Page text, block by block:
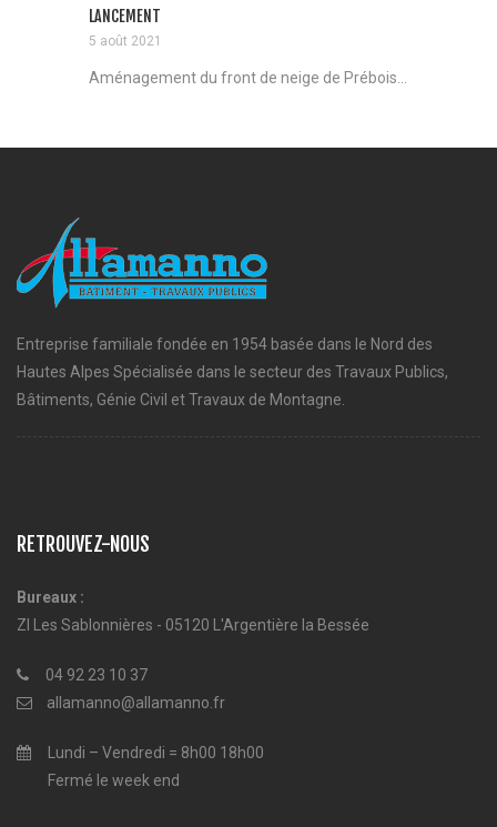
LANCEMENT
5 août 2021
Aménagement du front de neige de Prébois...
Entreprise familiale fondée en 1954 basée dans le Nord des
Hautes Alpes Spécialisée dans le secteur des Travaux Publics,
Bâtiments, Génie Civil et Travaux de Montagne.
RETROUVEZ-NOUS
Bureaux :
ZI Les Sablonnières - 05120 L'Argentière la Bessée
04 92 23 10 37
allamanno@allamanno.fr
Lundi – Vendredi = 8h00 18h00
Fermé le week end